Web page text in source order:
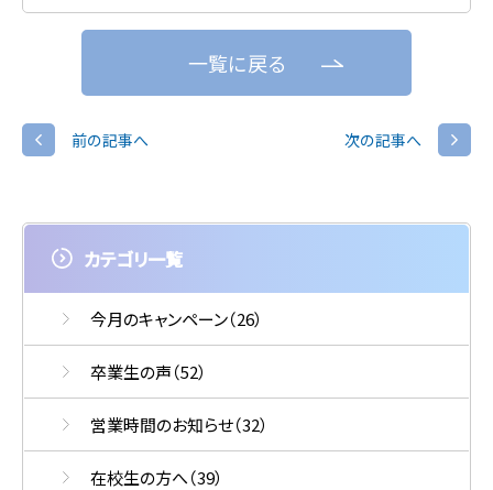
一覧に戻る
前の記事へ 次の記事へ
カテゴリ一覧
今月のキャンペーン（26）
卒業生の声（52）
営業時間のお知らせ（32）
在校生の方へ（39）